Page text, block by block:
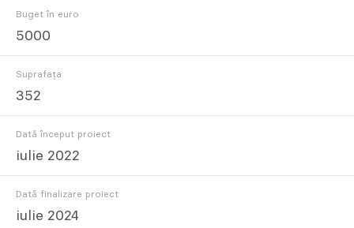
Buget în euro
5000
Suprafața
352
Dată început proiect
iulie 2022
Dată finalizare proiect
iulie 2024